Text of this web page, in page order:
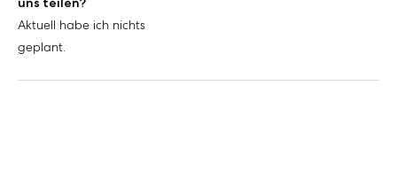
Aktuell habe ich nichts
geplant.